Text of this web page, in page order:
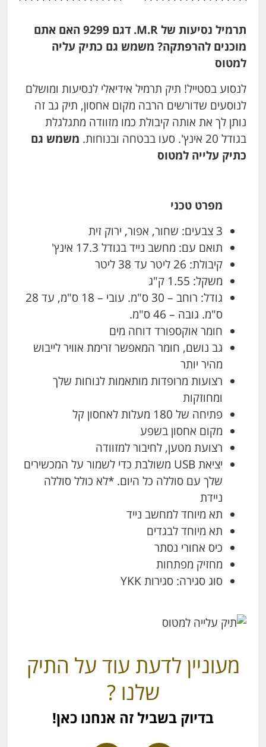
תרמיל נסיעות של M.R. דגם 9299 האם אתם
מוכנים להרפתקה? משמש גם כתיק עליה
למטוס
לנסוע בסטייל! תיק תרמיל אידיאלי לנסיעות ומושלם
לנוסעים שדורשים הרבה מקום אחסון, תיק גב זה
נותן לך את אותה קיבולת כמו מזוודה מתגלגלת
בגודל 20 אינץ'. סעו בבטחה ובנוחות.
משמש גם
כתיק עלייה למטוס
מפרט טכני
3 צבעים: שחור, אפור, ירוק זית
תואם עם: מחשב נייד בגודל 17.3 אינץ'
קיבולת: 26 ליטר עד 38 ליטר
משקל: 1.55 ק"ג
גודל: רוחב – 30 ס"מ. עובי – 18 ס"מ, עד 28
ס"מ. גובה – 46 ס"מ.
חומר אוקספורד דוחה מים
גב נושם, חומר המאפשר זרימת אוויר לייבוש
מהיר יותר
רצועות מרופדות מותאמות לנוחות שלך
ומחוזקות
פתיחה של 180 מעלות לאחסון קל
מקום אחסון בשפע
רצועת מטען, לחיבור למזוודה
יציאת USB משולבת כדי לשמור על המכשירים
שלך עם סוללה כל היום. *לא כולל סוללה
ניידת
תא מיוחד למחשב נייד
תא מיוחד לבגדים
כיס אחורי נסתר
מחזיק מפתחות
סוג סגירה: סגירות YKK
מעוניין לדעת עוד על התיק
שלנו ?
בדיוק בשביל זה אנחנו כאן!